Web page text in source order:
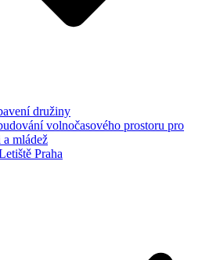
družiny
volnočasového prostoru pro
a mládež
Praha